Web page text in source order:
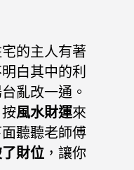
的主人有著
白其中的利
亂改一通。
風水財運來
面聽聽老師傅
財位 ，讓你